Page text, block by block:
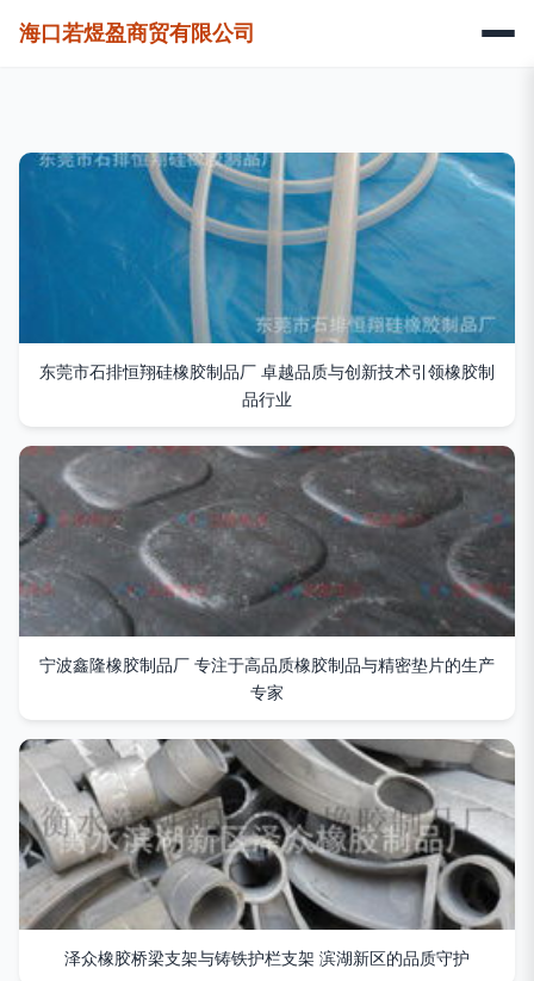
海口若煜盈商贸有限公司
东莞市石排恒翔硅橡胶制品厂 卓越品质与创新技术引领橡胶制
品行业
宁波鑫隆橡胶制品厂 专注于高品质橡胶制品与精密垫片的生产
专家
泽众橡胶桥梁支架与铸铁护栏支架 滨湖新区的品质守护